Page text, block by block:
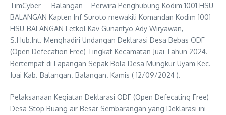
TimCyber— Balangan – Perwira Penghubung Kodim 1001 HSU-
BALANGAN Kapten Inf Suroto mewakili Komandan Kodim 1001
HSU-BALANGAN Letkol Kav Gunantyo Ady Wiryawan,
S.Hub.Int. Menghadiri Undangan Deklarasi Desa Bebas ODF
(Open Defecation Free) Tingkat Kecamatan Juai Tahun 2024.
Bertempat di Lapangan Sepak Bola Desa Mungkur Uyam Kec.
Juai Kab. Balangan. Balangan. Kamis ( 12/09/2024 ).
Pelaksanaan Kegiatan Deklarasi ODF (Open Defecating Free)
Desa Stop Buang air Besar Sembarangan yang Deklarasi ini